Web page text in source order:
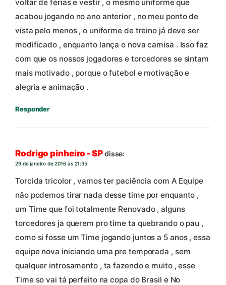
voltar de férias e vestir , o mesmo uniforme que
acabou jogando no ano anterior , no meu ponto de
vista pelo menos , o uniforme de treino já deve ser
modificado , enquanto lança o nova camisa . Isso faz
com que os nossos jogadores e torcedores se sintam
mais motivado , porque o futebol e motivação e
alegria e animação .
Responder
Rodrigo pinheiro - SPdisse:
29 de janeiro de 2016 às 21:35
Torcida tricolor , vamos ter paciência com A Equipe
não podemos tirar nada desse time por enquanto ,
um Time que foi totalmente Renovado , alguns
torcedores ja querem pro time ta quebrando o pau ,
como si fosse um Time jogando juntos a 5 anos , essa
equipe nova iniciando uma pre temporada , sem
qualquer introsamento , ta fazendo e muito , esse
Time so vai tá perfeito na copa do Brasil e No